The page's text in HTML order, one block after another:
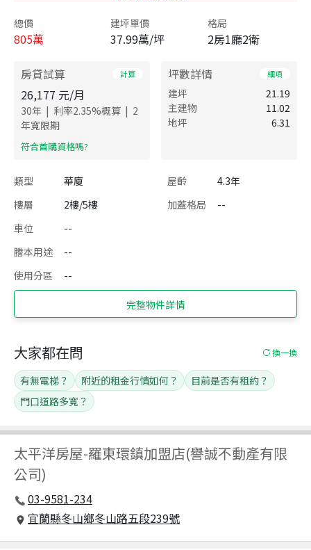
總價
805萬
建坪單價
37.99萬/坪
格局
2房1廳2衛
房貸試算 計算
26,177 元/月
30年 | 利率2.35%概算 | 2
年寬限期
​符合首購資格嗎?
坪數詳情 細項
建坪
21.19
主建物
11.02
地坪
6.31
類型 華廈 屋齡
4.3年
樓層
2樓/5樓 加蓋格局
--
車位
--
謄本用途
--
使用分區
--
完整物件詳情
太平洋房屋-羅東環鎮加盟店(譽誠不動產有限
公司)
03-9581-234
宜蘭縣冬山鄉冬山路五段239號
大家都在問 換一換
有無電梯？ 附近的租金行情如何？
目前是否有租約？
門口道路多寬？